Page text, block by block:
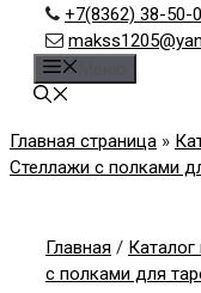
+7(8362) 38-50-
Главная страница »
Стеллажи с полками
Главная / Каталог
с полками для